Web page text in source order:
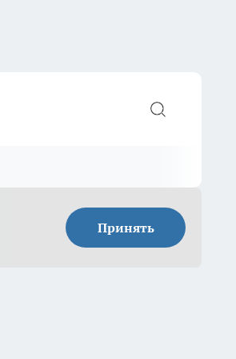
Принять